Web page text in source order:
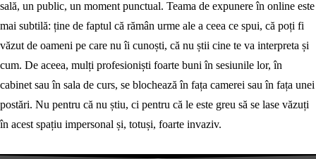
sală, un public, un moment punctual. Teama de expunere în online este
mai subtilă: ține de faptul că rămân urme ale a ceea ce spui, că poți fi
văzut de oameni pe care nu îi cunoști, că nu știi cine te va interpreta și
cum. De aceea, mulți profesioniști foarte buni în sesiunile lor, în
cabinet sau în sala de curs, se blochează în fața camerei sau în fața unei
postări. Nu pentru că nu știu, ci pentru că le este greu să se lase văzuți
în acest spațiu impersonal și, totuși, foarte invaziv.